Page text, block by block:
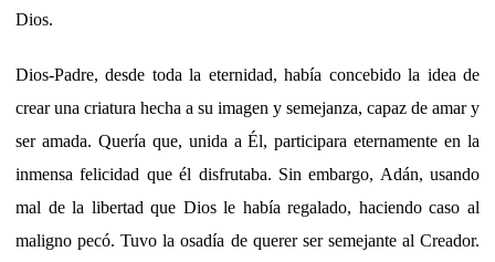
Dios.
Dios-Padre, desde toda la eternidad, había concebido la idea de
crear una criatura hecha a su imagen y semejanza, capaz de amar y
ser amada. Quería que, unida a Él, participara eternamente en la
inmensa felicidad que él disfrutaba. Sin embargo, Adán, usando
mal de la libertad que Dios le había regalado, haciendo caso al
maligno pecó. Tuvo la osadía de querer ser semejante al Creador.